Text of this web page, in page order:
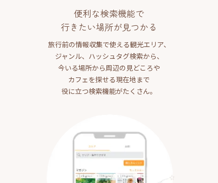
便利な検索機能で
行きたい場所が見つかる
旅行前の情報収集で使える観光エリア、
ジャンル、ハッシュタグ検索から、
今いる場所から周辺の見どころや
カフェを探せる現在地まで
役に立つ検索機能がたくさん。